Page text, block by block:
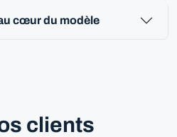
cœur du modèle
clients